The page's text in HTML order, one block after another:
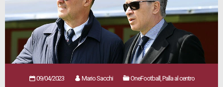
09/04/2023 Mario Sacchi OneFootball, Palla al centro